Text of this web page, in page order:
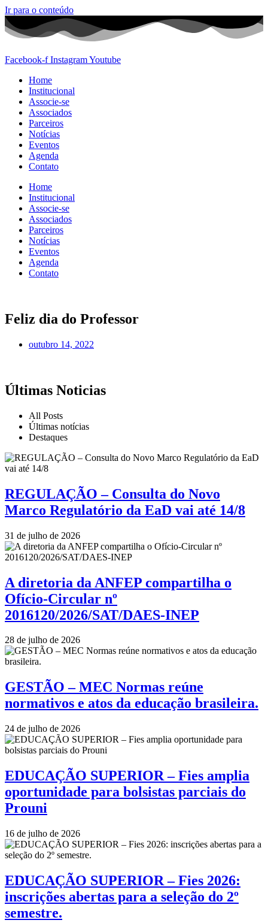
Ir para o conteúdo
Facebook-f InstagramYoutube
Home
Institucional
Associe-se
Associados
Parceiros
Notícias
Eventos
Agenda
Contato
Home
Institucional
Associe-se
Associados
Parceiros
Notícias
Eventos
Agenda
Contato
Feliz dia do Professor
outubro 14, 2022
Últimas Noticias
All Posts
Últimas notícias
Destaques
REGULAÇÃO – Consulta do Novo
Marco Regulatório da EaD vai até 14/8
31 de julho de 2026
A diretoria da ANFEP compartilha o
Ofício-Circular nº
2016120/2026/SAT/DAES-INEP
28 de julho de 2026
GESTÃO – MEC Normas reúne
normativos e atos da educação brasileira.
24 de julho de 2026
EDUCAÇÃO SUPERIOR – Fies amplia
oportunidade para bolsistas parciais do
Prouni
16 de julho de 2026
EDUCAÇÃO SUPERIOR – Fies 2026:
inscrições abertas para a seleção do 2º
semestre.